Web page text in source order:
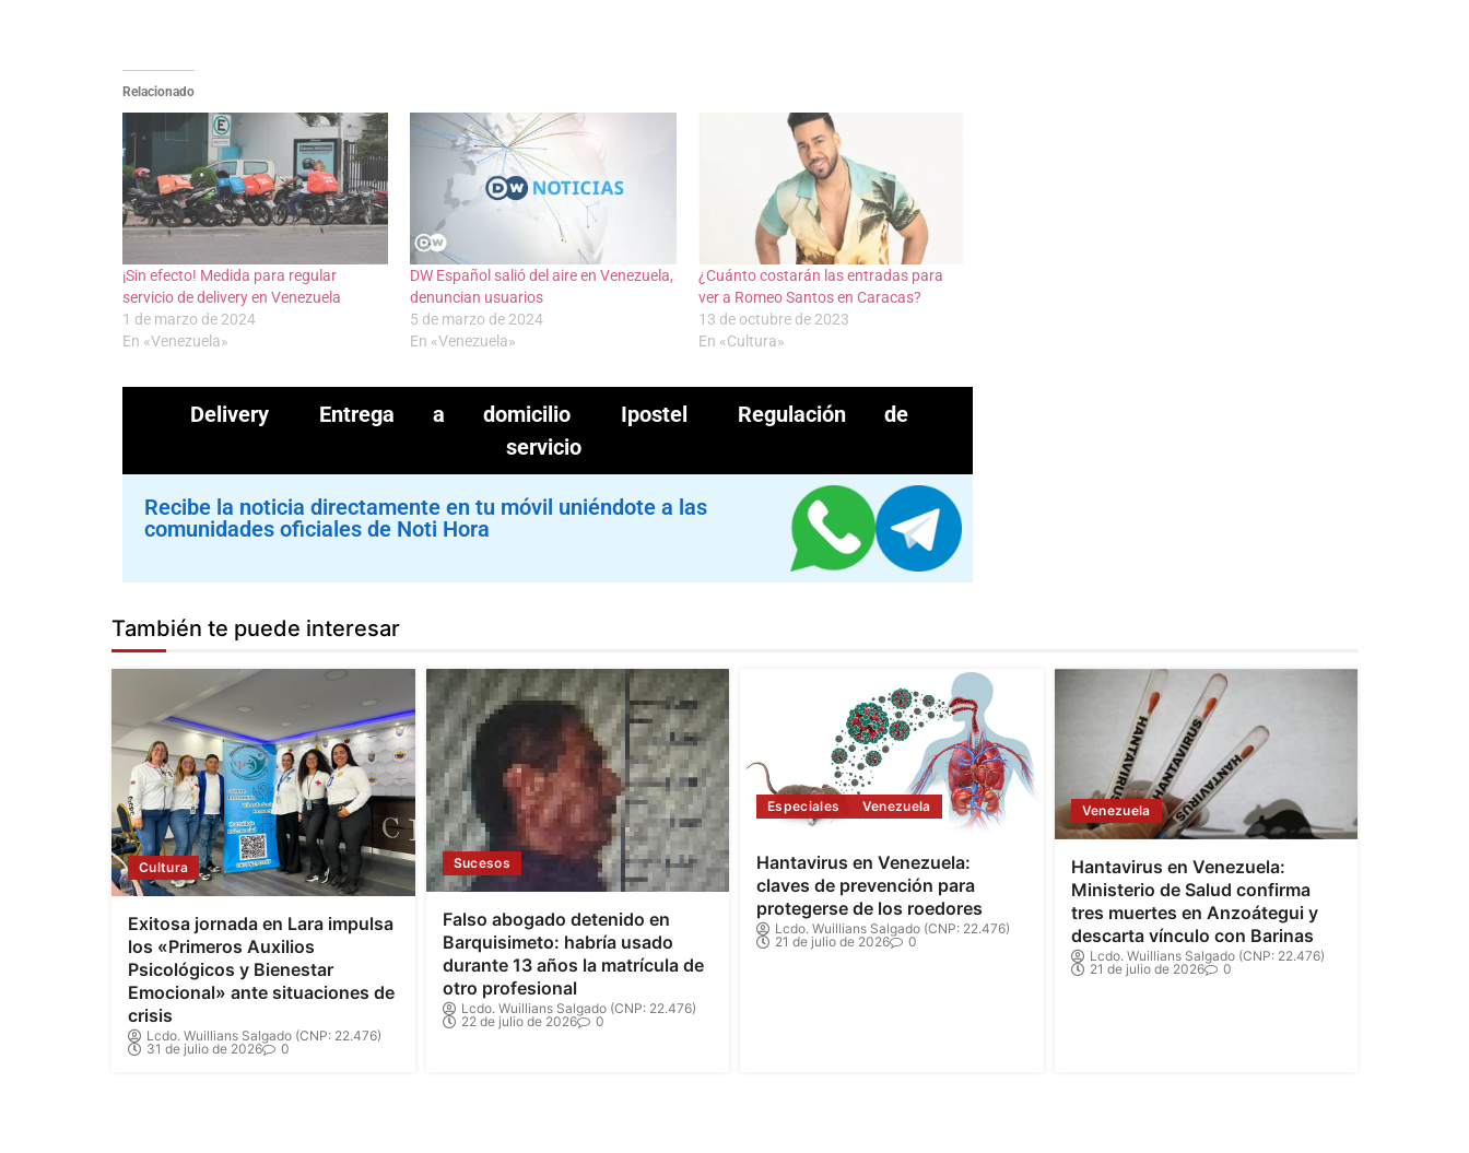
Relacionado
¡Sin efecto! Medida para regular
servicio de delivery en Venezuela
1 de marzo de 2024
En «Venezuela»
DW Español salió del aire en Venezuela,
denuncian usuarios
5 de marzo de 2024
En «Venezuela»
¿Cuánto costarán las entradas para
ver a Romeo Santos en Caracas?
13 de octubre de 2023
En «Cultura»
Delivery Entrega a domicilio Ipostel
Regulación de
servicio
Recibe la noticia directamente en tu móvil uniéndote a las
comunidades oficiales de Noti Hora
También te puede interesar
Cultura
Exitosa jornada en Lara impulsa
los «Primeros Auxilios
Psicológicos y Bienestar
Emocional» ante situaciones de
crisis
Lcdo. Wuillians Salgado (CNP: 22.476)
31 de julio de 2026
0
Sucesos
Falso abogado detenido en
Barquisimeto: habría usado
durante 13 años la matrícula de
otro profesional
Lcdo. Wuillians Salgado (CNP: 22.476)
22 de julio de 2026
0
Especiales Venezuela
Hantavirus en Venezuela:
claves de prevención para
protegerse de los roedores
Lcdo. Wuillians Salgado (CNP: 22.476)
21 de julio de 2026
0
Venezuela
Hantavirus en Venezuela:
Ministerio de Salud confirma
tres muertes en Anzoátegui y
descarta vínculo con Barinas
Lcdo. Wuillians Salgado (CNP: 22.476)
21 de julio de 2026
0